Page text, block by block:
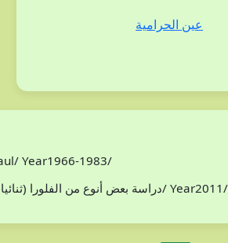
عين الحرامية
Year1966-1983/